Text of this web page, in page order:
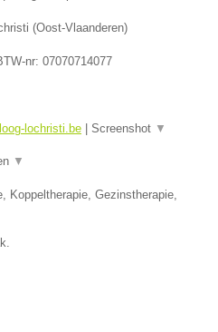
(Oost-Vlaanderen)
nr: 07070714077
lochristi.be Screenshot ▼
▼
Koppeltherapie, Gezinstherapie,